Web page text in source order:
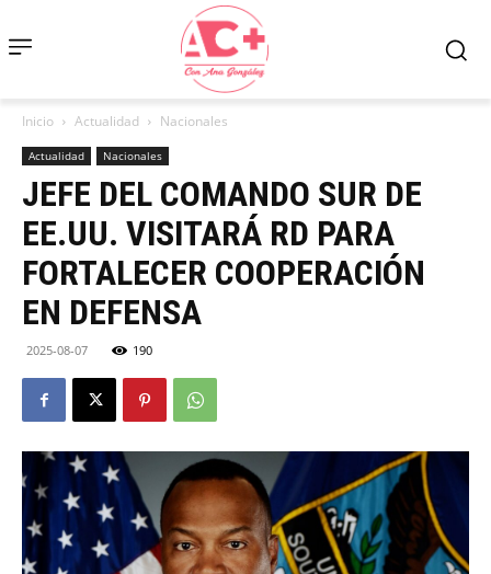
Inicio Actualidad Nacionales
Actualidad Nacionales
JEFE DEL COMANDO SUR DE
EE.UU. VISITARÁ RD PARA
FORTALECER COOPERACIÓN
EN DEFENSA
2025-08-07 190